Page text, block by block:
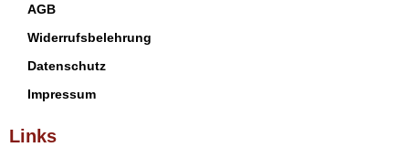
AGB
Widerrufsbelehrung
Datenschutz
Impressum
Links